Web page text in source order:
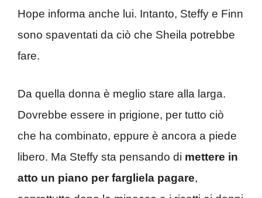
Hope informa anche lui. Intanto, Steffy e Finn
sono spaventati da ciò che Sheila potrebbe
fare.
Da quella donna è meglio stare alla larga.
Dovrebbe essere in prigione, per tutto ciò
che ha combinato, eppure è ancora a piede
libero. Ma Steffy sta pensando di mettere in
atto un piano per fargliela pagare,